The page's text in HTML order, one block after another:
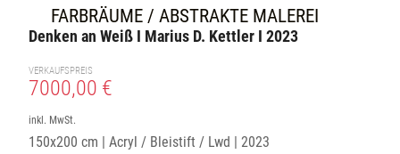
FARBRÄUME / ABSTRAKTE MALEREI
Denken an Weiß I Marius D. Kettler I 2023
VERKAUFSPREIS
7000,00 €
inkl. MwSt.
150x200 cm | Acryl / Bleistift / Lwd | 2023